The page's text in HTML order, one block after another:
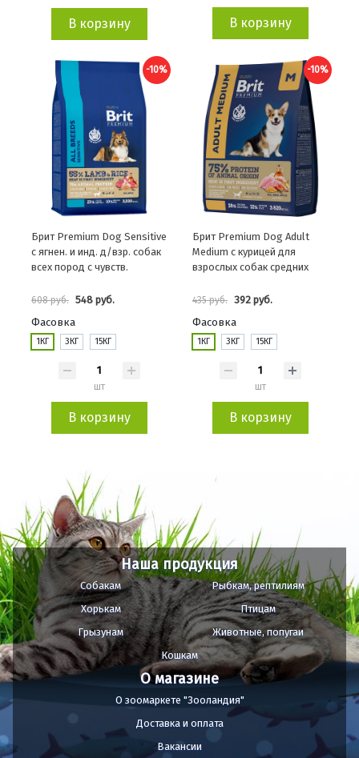
В корзину В корзину
-10%
Брит Premium Dog Sensitive
с ягнен. и инд. д/взр. собак
всех пород с чувств.
608 руб. 548 руб.
Фасовка
1КГ 3КГ 15КГ
шт
В корзину
-10%
Брит Premium Dog Adult
Medium с курицей для
взрослых собак средних
435 руб. 392 руб.
Фасовка
1КГ 3КГ 15КГ
шт
В корзину
Наша продукция
Собакам
Рыбкам, рептилиям
Хорькам
Птицам
Грызунам
Животные, попугаи
Кошкам
О магазине
О зоомаркете "Зооландия"
Доставка и оплата
Вакансии